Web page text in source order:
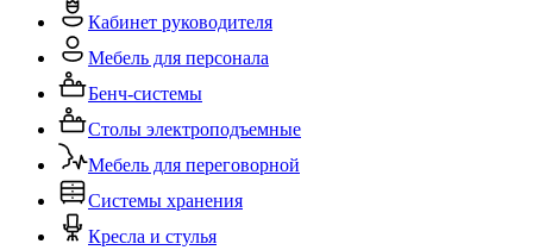
Кабинет руководителя
Мебель для персонала
Бенч-системы
Столы электроподъемные
Мебель для переговорной
Системы хранения
Кресла и стулья